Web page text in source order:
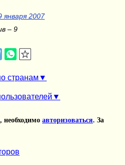
2007
– 9
странам
авторизоваться. За